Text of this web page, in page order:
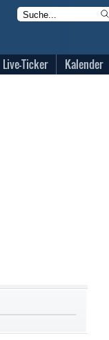
Live-Ticker Kalender